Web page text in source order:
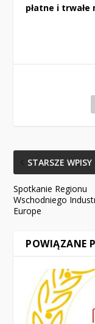
płatne i
STARSZE WPISY
Spotkanie Regionu
Wschodniego
Europe
POWIĄZANE